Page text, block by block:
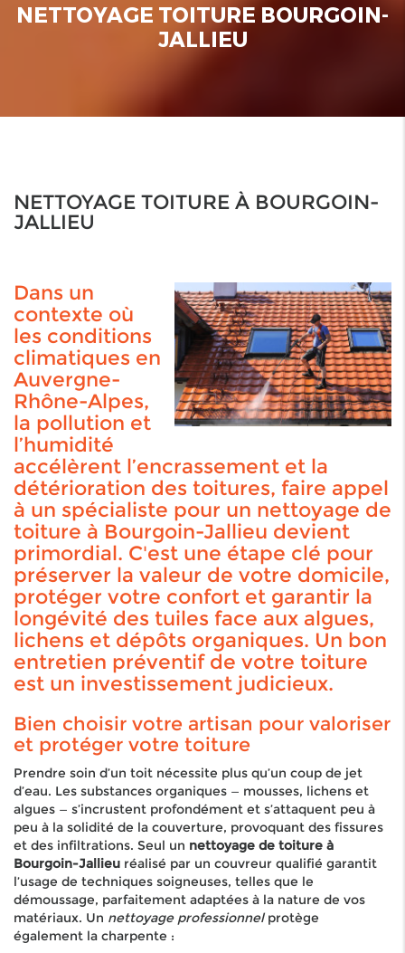
NETTOYAGE TOITURE BOURGOIN-
JALLIEU
NETTOYAGE TOITURE À BOURGOIN-
JALLIEU
Dans un
contexte où
les conditions
climatiques en
Auvergne-
Rhône-Alpes,
la pollution et
l’humidité
accélèrent l’encrassement et la
détérioration des toitures, faire appel
à un spécialiste pour un nettoyage de
toiture à Bourgoin-Jallieu devient
primordial. C'est une étape clé pour
préserver la valeur de votre domicile,
protéger votre confort et garantir la
longévité des tuiles face aux algues,
lichens et dépôts organiques. Un bon
entretien préventif de votre toiture
est un investissement judicieux.
Bien choisir votre artisan pour valoriser
et protéger votre toiture
Prendre soin d’un toit nécessite plus qu’un coup de jet
d’eau. Les substances organiques — mousses, lichens et
algues — s’incrustent profondément et s’attaquent peu à
peu à la solidité de la couverture, provoquant des fissures
et des infiltrations. Seul un nettoyage de toiture à
Bourgoin-Jallieu réalisé par un couvreur qualifié garantit
l’usage de techniques soigneuses, telles que le
démoussage, parfaitement adaptées à la nature de vos
matériaux. Un nettoyage professionnelprotège
également la charpente :